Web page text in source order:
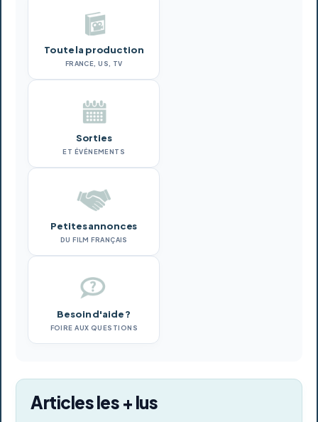
Toute la production
FRANCE, US, TV
Sorties
ET ÉVÉNEMENTS
Petites annonces
DU FILM FRANÇAIS
Besoin d'aide ?
FOIRE AUX QUESTIONS
Articles les + lus